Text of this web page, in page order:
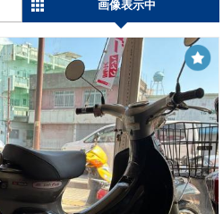
画像表示中